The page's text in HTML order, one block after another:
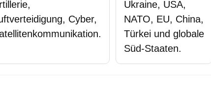
Cyber,
Ukraine, USA,
NATO, EU, China,
Türkei und globale
Süd-Staaten.